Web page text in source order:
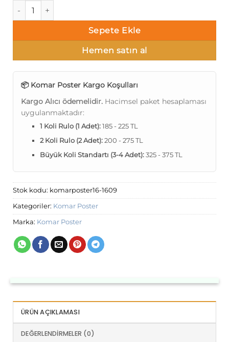
Komar Poster 16 1-609 adet
Sepete Ekle
Hemen satın al
📦 Komar Poster Kargo Koşulları
Kargo Alıcı ödemelidir. Hacimsel paket hesaplaması
uygulanmaktadır:
1 Koli Rulo (1 Adet):185 - 225 TL
2 Koli Rulo (2 Adet):200 - 275 TL
Büyük Koli Standartı (3-4 Adet):325 - 375 TL
Stok kodu: komarposter16-1609
Kategoriler: Komar Poster
Marka: Komar Poster
ÜRÜN AÇIKLAMASI
DEĞERLENDIRMELER (0)